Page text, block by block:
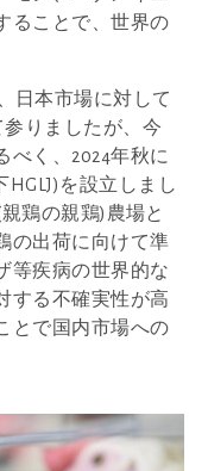
ることで、世界の
日本市場に対して
りましたが、今
べく、2024年秋に
HGLJ)を設立しまし
鶏の親鶏)農場と
の出荷に向けて準
等疾病の世界的な
する不確実性が高
とで国内市場への